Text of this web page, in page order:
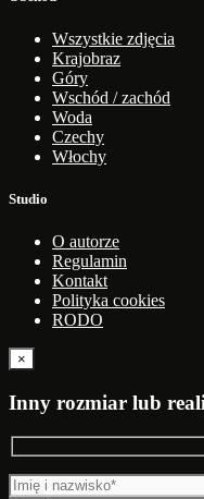
Wszystkie zdjęcia
Krajobraz
Góry
Wschód / zachód
Woda
Czechy
Włochy
Studio
O autorze
Regulamin
Kontakt
Polityka cookies
RODO
×
Inny rozmiar lub